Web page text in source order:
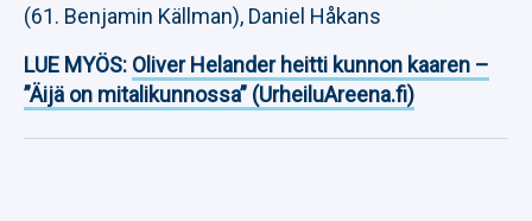
(61. Benjamin Källman), Daniel Håkans
LUE MYÖS: Oliver Helander heitti kunnon kaaren –
”Äijä on mitalikunnossa” (UrheiluAreena.fi)